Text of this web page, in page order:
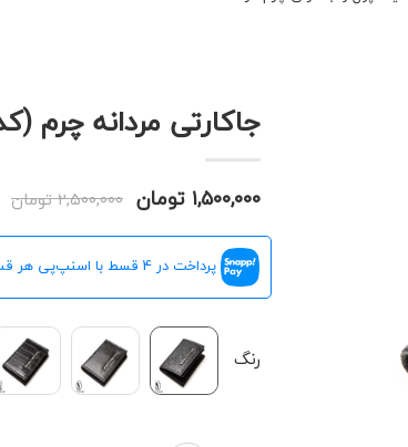
جاکارتی مردانه چرم (کد
۱,۵۰۰,۰۰۰ تومان ۲,۵۰۰,۰۰۰ تومان
پرداخت در 4 قسط با اسنپ‌پی هر قسط
رنگ